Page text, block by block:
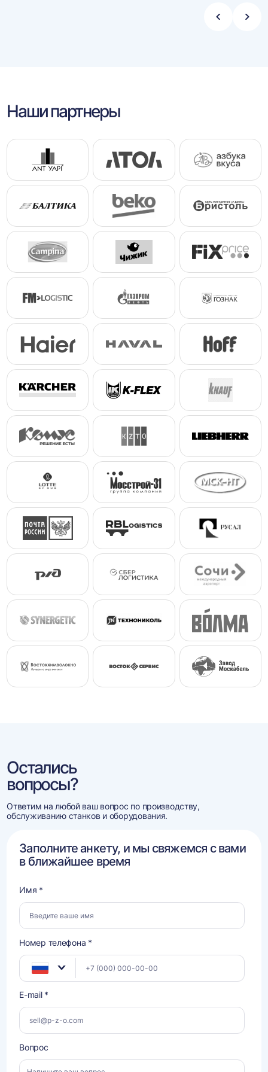
Стрелка
Наши партнеры
Остались
вопросы?
Ответим на любой ваш вопрос по производству,
обслуживанию станков и оборудования.
Заполните анкету, и мы свяжемся с вами
в ближайшее время
Имя *
Номер телефона *
E-mail *
Вопрос